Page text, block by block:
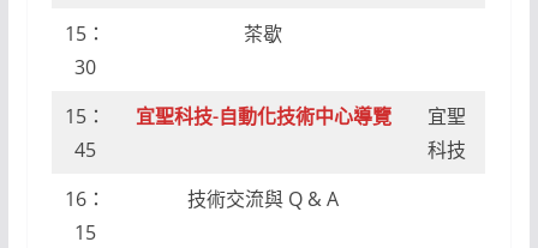
15：
30
茶歇
15：
45
宜聖科技-自動化技術中心導覽
宜聖
科技
16：
15
技術交流與 Q & A